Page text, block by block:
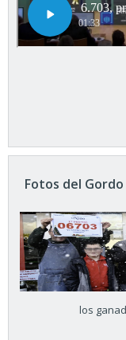
Fotos del
los